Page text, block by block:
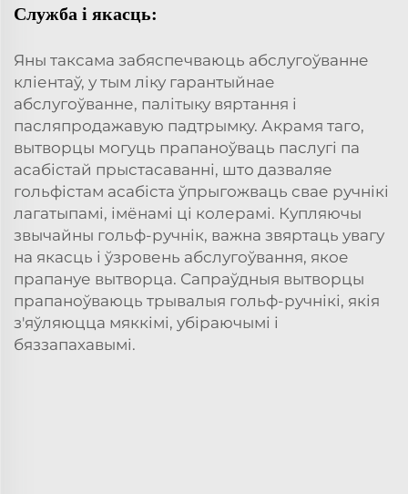
Служба і якасць:
Яны таксама забяспечваюць абслугоўванне
кліентаў, у тым ліку гарантыйнае
абслугоўванне, палітыку вяртання і
пасляпродажавую падтрымку. Акрамя таго,
вытворцы могуць прапаноўваць паслугі па
асабістай прыстасаванні, што дазваляе
гольфістам асабіста ўпрыгожваць свае ручнікі
лагатыпамі, імёнамі ці колерамі. Купляючы
звычайны гольф-ручнік, важна звяртаць увагу
на якасць і ўзровень абслугоўвання, якое
прапануе вытворца. Сапраўдныя вытворцы
прапаноўваюць трывалыя гольф-ручнікі, якія
з'яўляюцца мяккімі, убіраючымі і
бяззапахавымі.